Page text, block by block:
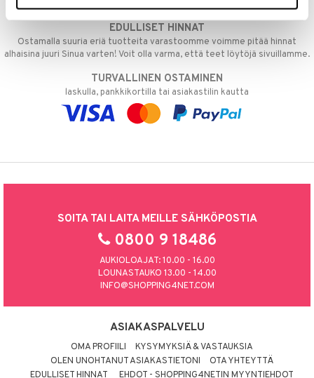
EDULLISET HINNAT
Ostamalla suuria eriä tuotteita varastoomme voimme pitää hinnat
alhaisina juuri Sinua varten! Voit olla varma, että teet löytöjä sivuillamme.
TURVALLINEN OSTAMINEN
laskulla, pankkikortilla tai asiakastilin kautta
SOITA TAI LAITA MEILLE SÄHKÖPOSTIA
0800 9 18486
AUKIOLOAJAT: 10.00 - 16.00
LOUNASTAUKO 13.00 - 14.00
INFO@SHOPPING4NET.COM
ASIAKASPALVELU
OMA PROFIILI
KYSYMYKSIÄ & VASTAUKSIA
OLEN UNOHTANUT ASIAKASTIETONI
OTA YHTEYTTÄ
EDULLISET HINNAT
EHDOT - SHOPPING4NETIN MYYNTIEHDOT